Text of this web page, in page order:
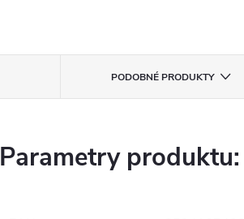
PODOBNÉ PRODUKTY
Parametry produktu: